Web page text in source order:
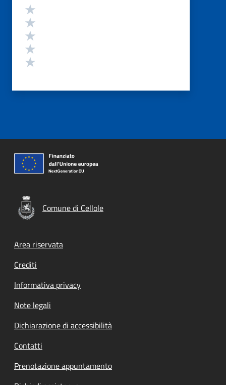
Valutazione
Comune di Cellole
Footer menu
Area riservata
Crediti
Informativa privacy
Note legali
Dichiarazione di accessibilità
Contatti
Prenotazione appuntamento